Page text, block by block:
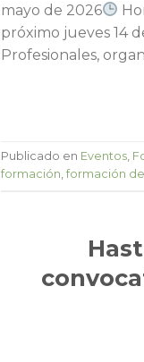
mayo de 2026
próximo jueves 14
Profesionales,
Publicado en Eventos,
formación, formación